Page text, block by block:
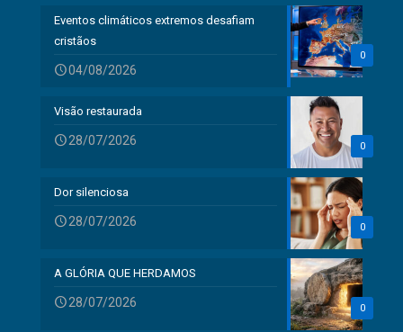
0
Eventos climáticos extremos desafiam
cristãos
04/08/2026
0
Visão restaurada
28/07/2026
0
Dor silenciosa
28/07/2026
0
A GLÓRIA QUE HERDAMOS
28/07/2026